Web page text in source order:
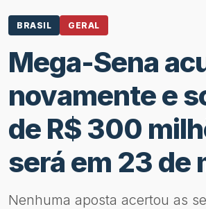
BRASIL GERAL
Mega-Sena
novamente e
de R$ 300
será em 23 de
Nenhuma aposta acertou as